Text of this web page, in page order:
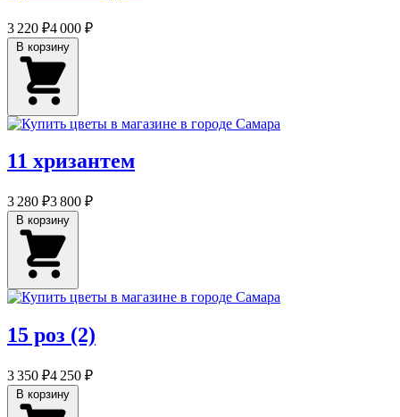
3 220 ₽4 000 ₽
11 хризантем
3 280 ₽3 800 ₽
15 роз (2)
3 350 ₽4 250 ₽